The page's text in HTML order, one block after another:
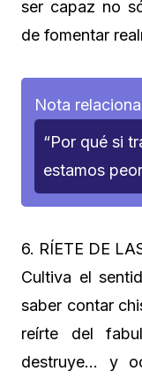
ser capaz no
de fomentar
Nota
“Por qué si
estamos
6. RÍETE DE
Cultiva el
saber contar
reírte del
destruye… y